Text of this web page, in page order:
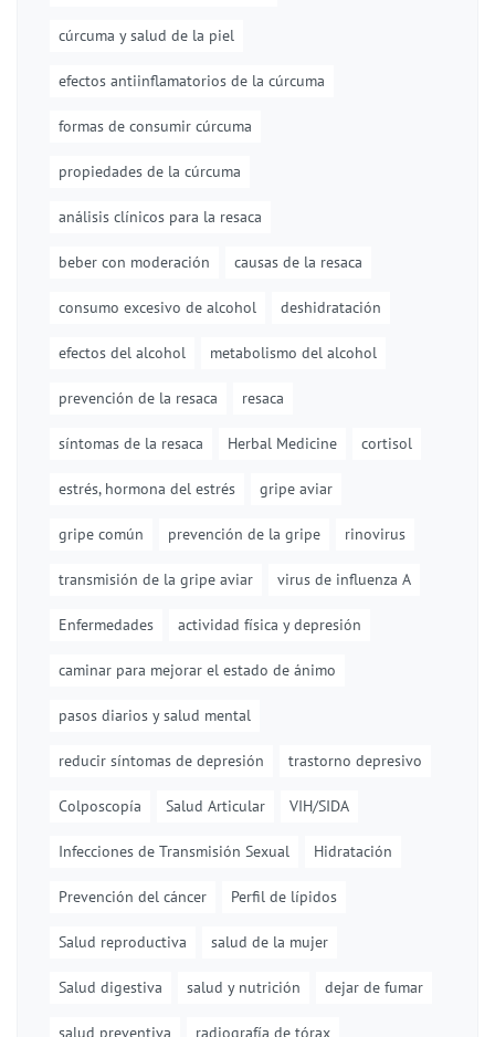
cúrcuma y salud de la piel
efectos antiinflamatorios de la cúrcuma
formas de consumir cúrcuma
propiedades de la cúrcuma
análisis clínicos para la resaca
beber con moderación causas de la resaca
consumo excesivo de alcohol deshidratación
efectos del alcohol metabolismo del alcohol
prevención de la resaca resaca
síntomas de la resaca Herbal Medicine cortisol
estrés, hormona del estrés gripe aviar
gripe común prevención de la gripe rinovirus
transmisión de la gripe aviar virus de influenza A
Enfermedades actividad física y depresión
caminar para mejorar el estado de ánimo
pasos diarios y salud mental
reducir síntomas de depresión trastorno depresivo
Colposcopía Salud Articular VIH/SIDA
Infecciones de Transmisión Sexual Hidratación
Prevención del cáncer Perfil de lípidos
Salud reproductiva salud de la mujer
Salud digestiva salud y nutrición dejar de fumar
salud preventiva radiografía de tórax